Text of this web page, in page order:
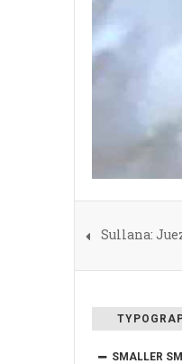
Sullana:
SMALLER